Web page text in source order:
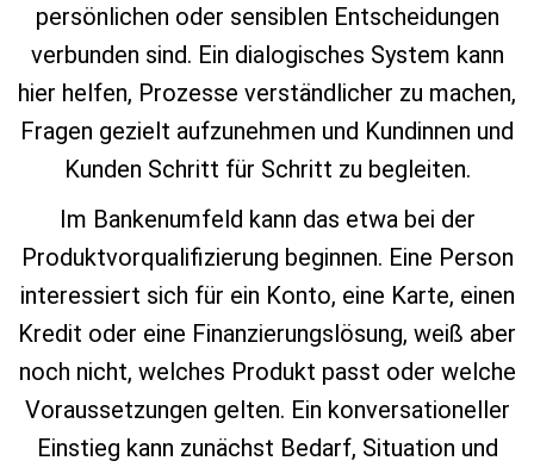
persönlichen oder sensiblen Entscheidungen
verbunden sind. Ein dialogisches System kann
hier helfen, Prozesse verständlicher zu machen,
Fragen gezielt aufzunehmen und Kundinnen und
Kunden Schritt für Schritt zu begleiten.
Im Bankenumfeld kann das etwa bei der
Produktvorqualifizierung beginnen. Eine Person
interessiert sich für ein Konto, eine Karte, einen
Kredit oder eine Finanzierungslösung, weiß aber
noch nicht, welches Produkt passt oder welche
Voraussetzungen gelten. Ein konversationeller
Einstieg kann zunächst Bedarf, Situation und